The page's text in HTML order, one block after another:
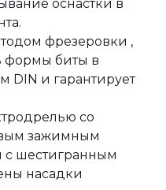
оснастки в
фрезеровки ,
формы биты в
DIN и гарантирует
со
зажимным
с шестигранным
насадки